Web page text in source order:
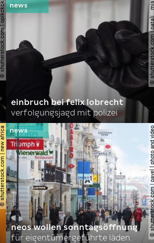
| opikckck ©
einbruch bei felix lobrecht
verfolgungsjagd mit polizei
© shutterstock.com | new africa ©
neos wollen sonntagsöffnung
für eigentümergeführte läden